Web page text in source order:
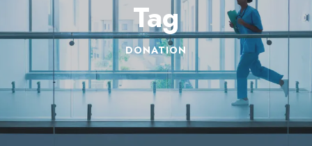
Tag
DONATION